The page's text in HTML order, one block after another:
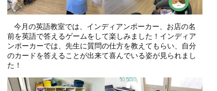
今月の英語教室では、インディアンポーカー、お店の名
前を英語で答えるゲームをして楽しみました！インディア
ンポーカーでは、先生に質問の仕方を教えてもらい、自分
のカードを答えることが出来て喜んでいる姿が見られまし
た！